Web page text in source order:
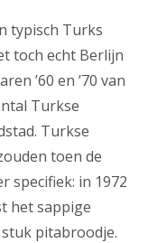
typisch Turks
toch echt Berlijn
’60 en ’70 van
Turkse
Turkse
toen de
specifiek: in 1972
het sappige
pitabroodje.